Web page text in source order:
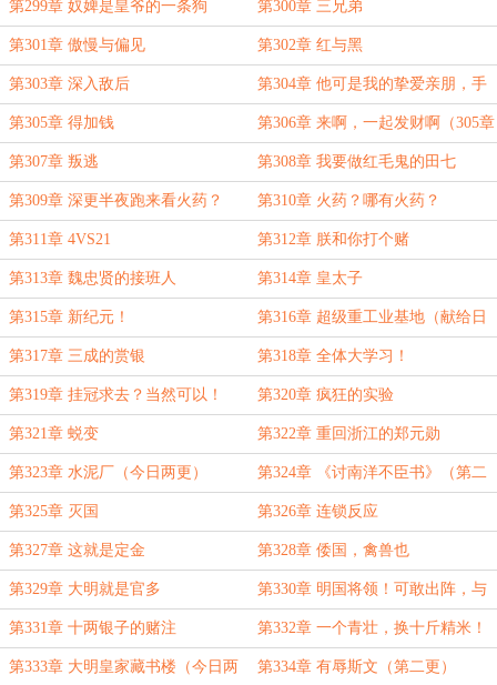
第299章 奴婢是皇爷的一条狗 第300章 三兄弟
第301章 傲慢与偏见 第302章 红与黑
第303章 深入敌后 第304章 他可是我的挚爱亲朋，手
足兄弟啊
第305章 得加钱 第306章 来啊，一起发财啊（305章
被审核了，已经解禁）
第307章 叛逃 第308章 我要做红毛鬼的田七
第309章 深更半夜跑来看火药？ 第310章 火药？哪有火药？
第311章 4VS21 第312章 朕和你打个赌
第313章 魏忠贤的接班人 第314章 皇太子
第315章 新纪元！ 第316章 超级重工业基地（献给日
月亡鬼大佬）
第317章 三成的赏银 第318章 全体大学习！
第319章 挂冠求去？当然可以！ 第320章 疯狂的实验
第321章 蜕变 第322章 重回浙江的郑元勋
第323章 水泥厂（今日两更） 第324章 《讨南洋不臣书》（第二
更）
第325章 灭国 第326章 连锁反应
第327章 这就是定金 第328章 倭国，禽兽也
第329章 大明就是官多 第330章 明国将领！可敢出阵，与
我一决生死！
第331章 十两银子的赌注 第332章 一个青壮，换十斤精米！
第333章 大明皇家藏书楼（今日两 第334章 有辱斯文（第二更）